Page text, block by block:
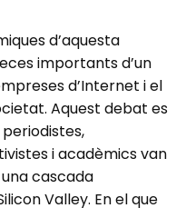
d’aquesta
importants d’un
d’Internet i el
Aquest debat es
i acadèmics van
cascada
Valley. En el que